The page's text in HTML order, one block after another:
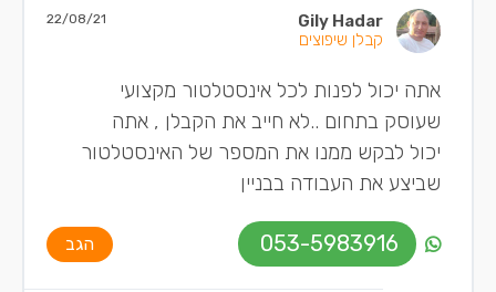
Gily Hadar
קבלן שיפוצים
22/08/21
אתה יכול לפנות לכל אינסטלטור מקצועי
שעוסק בתחום ..לא חייב את הקבלן , אתה
יכול לבקש ממנו את המספר של האינסטלטור
שביצע את העבודה בבניין
053-5983916 הגב